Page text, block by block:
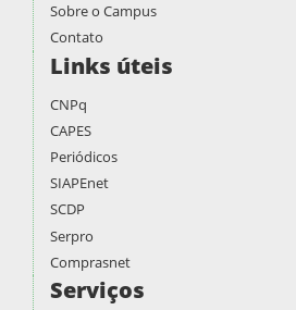
Sobre o Campus
Contato
Links úteis
CNPq
CAPES
Periódicos
SIAPEnet
SCDP
Serpro
Comprasnet
Serviços